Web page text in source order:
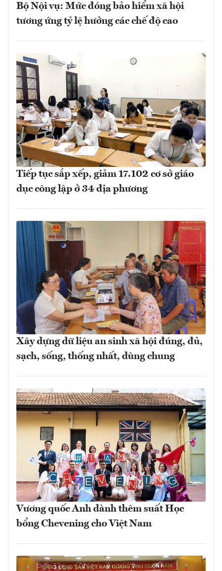
Bộ Nội vụ: Mức đóng bảo hiểm xã hội
tương ứng tỷ lệ hưởng các chế độ cao
Tiếp tục sắp xếp, giảm 17.102 cơ sở giáo
dục công lập ở 34 địa phương
Xây dựng dữ liệu an sinh xã hội đúng, đủ,
sạch, sống, thống nhất, dùng chung
Vương quốc Anh dành thêm suất Học
bổng Chevening cho Việt Nam